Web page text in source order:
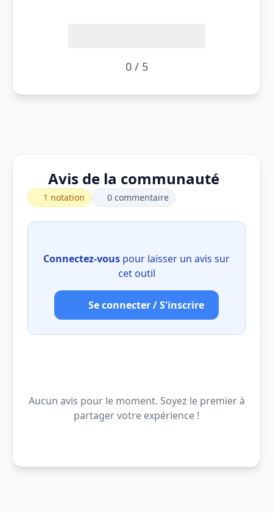
0 / 5
Avis de la communauté
1 notation 0 commentaire
Connectez-vous pour laisser un avis sur
cet outil
Se connecter / S'inscrire
Aucun avis pour le moment. Soyez le premier à
partager votre expérience !